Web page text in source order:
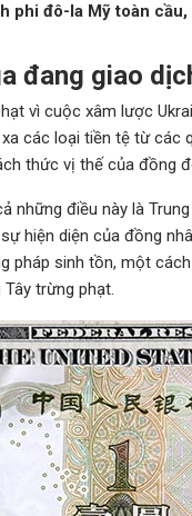
phi đô-la Mỹ toàn cầu,
đang giao
vì cuộc xâm lược
các loại tiền tệ từ các
thức vị thế của đồng
những điều này là
hiện diện của đồng
pháp sinh tồn, một
trừng phạt.